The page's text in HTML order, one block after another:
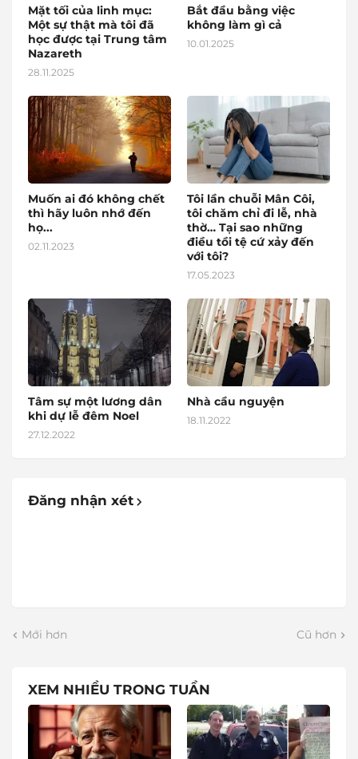
Mặt tối của linh mục:
Một sự thật mà tôi đã
học được tại Trung tâm
Nazareth
28.11.2025
Bắt đầu bằng việc
không làm gì cả
10.01.2025
Muốn ai đó không chết
thì hãy luôn nhớ đến
họ...
02.11.2023
Tôi lần chuỗi Mân Côi,
tôi chăm chỉ đi lễ, nhà
thờ… Tại sao những
điều tồi tệ cứ xảy đến
với tôi?
17.05.2023
Tâm sự một lương dân
khi dự lễ đêm Noel
27.12.2022
Nhà cầu nguyện
18.11.2022
Đăng nhận xét
Mới hơn Cũ hơn
XEM NHIỀU TRONG TUẦN